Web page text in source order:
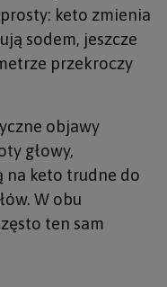
keto zmienia
sodem, jeszcze
przekroczy
objawy
głowy,
na keto trudne do
W obu
ten sam